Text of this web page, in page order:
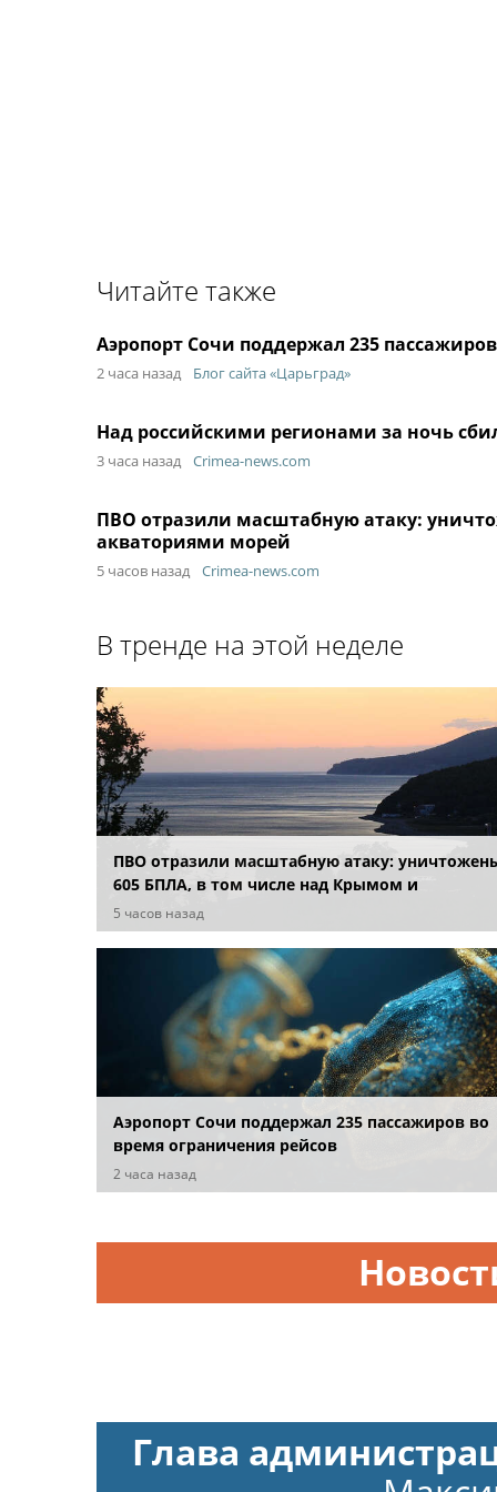
Читайте также
Аэропорт Сочи поддержал 235
2 часа назад Блог сайта «Царьград»
Над российскими регионами за ночь
3 часа назад Crimea-news.com
ПВО отразили масштабную атаку:
акваториями морей
5 часов назад Crimea-news.com
В тренде на этой неделе
ПВО отразили масштабную атаку:
605 БПЛА, в том числе над Крымом и
акваториями морей
5 часов назад
Аэропорт Сочи поддержал 235 пассажиров во
время ограничения рейсов
2 часа назад
Глава